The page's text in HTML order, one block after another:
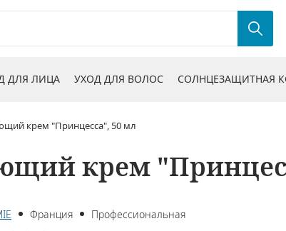
ДЛЯ ЛИЦА УХОД ДЛЯ ВОЛОС СОЛНЦЕЗАЩИТНАЯ
крем "Принцесса", 50 мл
крем
Франция Профессиональная